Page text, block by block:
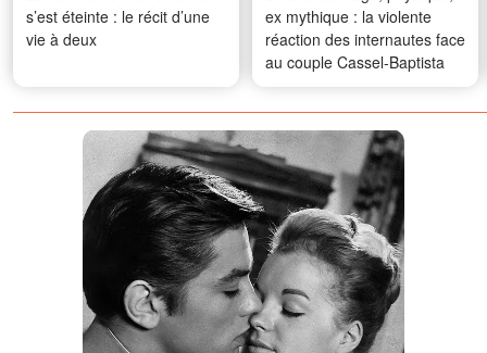
s’est éteinte : le récit d’une
vie à deux
ex mythique : la violente
réaction des internautes face
au couple Cassel-Baptista